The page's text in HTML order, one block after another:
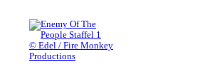
© Edel / Fire Monkey
Productions